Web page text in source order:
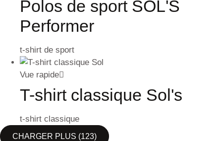
Polos de sport SOL'S
Performer
t-shirt de sport
Vue rapide
T-shirt classique Sol's
t-shirt classique
CHARGER PLUS (123)